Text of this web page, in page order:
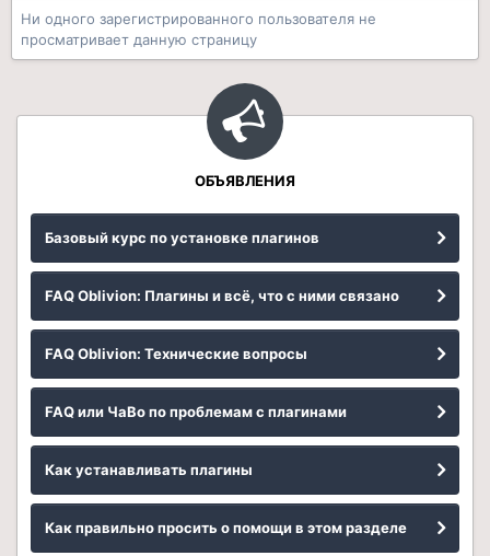
Ни одного зарегистрированного пользователя не
просматривает данную страницу
ОБЪЯВЛЕНИЯ
Базовый курс по установке плагинов
FAQ Oblivion: Плагины и всё, что с ними связано
FAQ Oblivion: Технические вопросы
FAQ или ЧаВо по проблемам с плагинами
Как устанавливать плагины
Как правильно просить о помощи в этом разделе